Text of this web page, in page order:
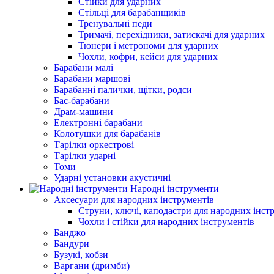
Стільці для барабанщиків
Тренувальні педи
Тримачі, перехідники, затискачі для ударних
Тюнери і метрономи для ударних
Чохли, кофри, кейси для ударних
Барабани малі
Барабани маршові
Барабанні палички, щітки, родси
Бас-барабани
Драм-машини
Електронні барабани
Колотушки для барабанів
Тарілки оркестрові
Тарілки ударні
Томи
Ударні установки акустичні
Народні інструменти
Аксесуари для народних інструментів
Струни, ключі, каподастри для народних
Чохли і стійки для народних інструментів
Банджо
Бандури
Бузукі, кобзи
Варгани (дримби)